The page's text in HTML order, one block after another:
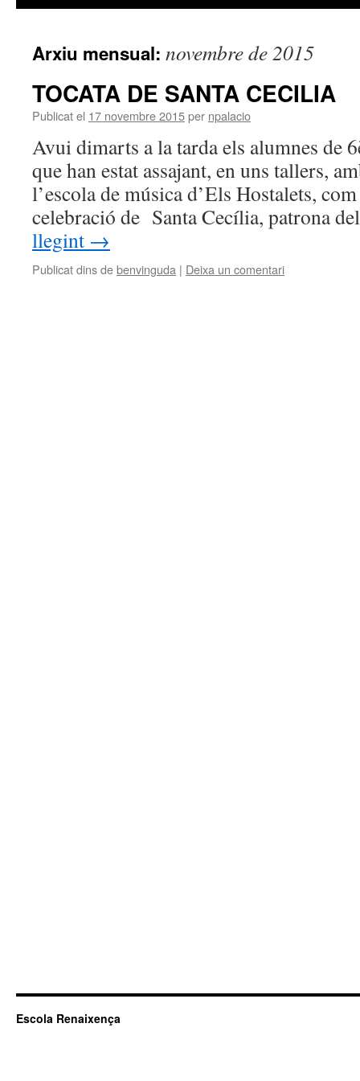
Arxiu mensual: novembre de 2015
TOCATA DE SANTA CECILIA
Publicat el 17 novembre 2015per npalacio
Avui dimarts a la tarda els alumnes de
que han estat assajant, en uns tallers,
l’escola de música d’Els Hostalets,
celebració de Santa Cecília, patrona
llegint →
Publicat dins debenvinguda | Deixa un comentari
Escola Renaixença